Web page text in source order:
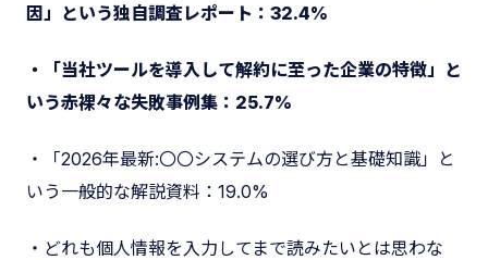
因」という独自調査レポート：32.4%
・「当社ツールを導入して解約に至った企業の特徴」と
いう赤裸々な失敗事例集：25.7%
・「2026年最新:〇〇システムの選び方と基礎知識」と
いう一般的な解説資料：19.0%
・どれも個人情報を入力してまで読みたいとは思わな